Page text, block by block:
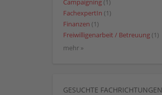
Campaigning (1)
FachexpertIn (1)
Finanzen (1)
Freiwilligenarbeit / Betreuung (1)
mehr »
GESUCHTE FACHRICHTUNGEN